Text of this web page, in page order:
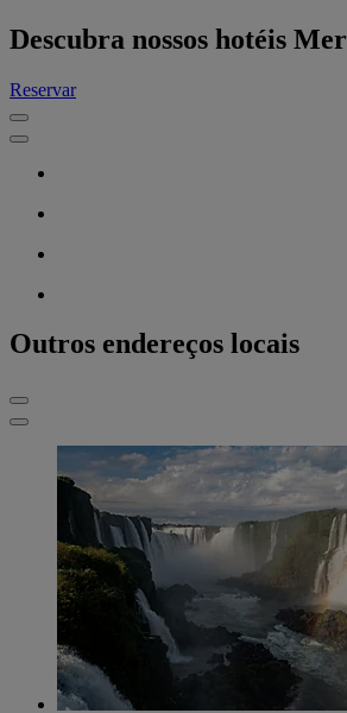
Descubra nossos hotéis
Reservar
Outros endereços locais